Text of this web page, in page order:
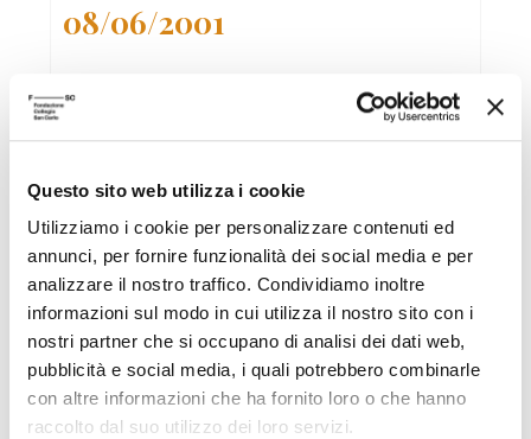
Questo sito web utilizza i cookie
Utilizziamo i cookie per personalizzare contenuti ed
annunci, per fornire funzionalità dei social media e per
analizzare il nostro traffico. Condividiamo inoltre
informazioni sul modo in cui utilizza il nostro sito con i
nostri partner che si occupano di analisi dei dati web,
pubblicità e social media, i quali potrebbero combinarle
con altre informazioni che ha fornito loro o che hanno
raccolto dal suo utilizzo dei loro servizi.
08/06/2001
Sull'insediamento del Presidente G.W. Bush
Scuola Alti Studi
01/06/2001
Alle origini della globalizzazione
L'incrocio di mondi della Monarchia cattolica,
1580-1640
Serge Gruzinski